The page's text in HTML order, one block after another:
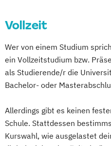
Vollzeit
Wer von einem Studium
ein Vollzeitstudium bzw.
als Studierende/r die
Bachelor- oder
Allerdings gibt es keinen
Schule. Stattdessen
Kurswahl, wie ausgelastet